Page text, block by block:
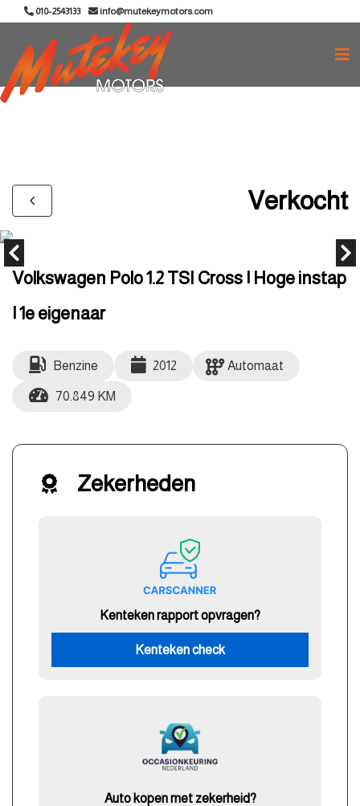
010-2543133 info@mutekeymotors.com
Verkocht
Volkswagen Polo 1.2 TSI Cross | Hoge instap
| 1e eigenaar
Benzine 2012 Automaat
70.849 KM
Zekerheden
Kenteken rapport opvragen?
Kenteken check
Auto kopen met zekerheid?